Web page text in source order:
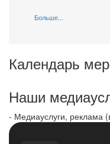
Больше...
Календарь
Наши
- Медиауслуги, реклама